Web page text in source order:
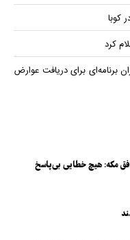
کوبا
کرد
برنامه‌ای برای دریافت عوارض
مکه: هیچ خطایی بی‌پاسخ